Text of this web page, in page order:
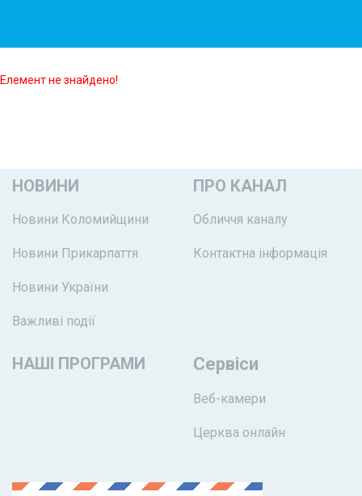
Елемент не знайдено!
НОВИНИ
Новини Коломийщини
Новини Прикарпаття
Новини України
Важливі події
ПРО КАНАЛ
Обличчя каналу
Контактна інформація
НАШІ ПРОГРАМИ Сервіси
Веб-камери
Церква онлайн